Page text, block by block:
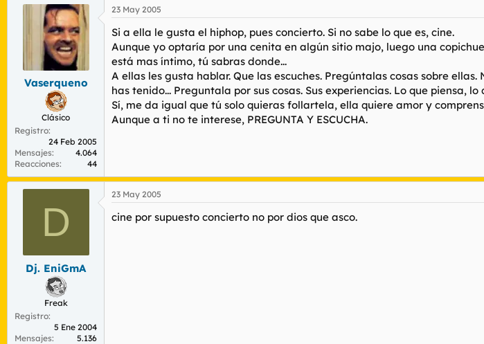
Vaserqueno
Clásico
Registro
24 Feb 2005
Mensajes
4.064
Reacciones
44
23 May 2005
Si a ella le gusta el hiphop, pues concierto. Si no sabe lo que es, cine.
Aunque yo optaría por una cenita en algún sitio majo, luego una
está mas íntimo, tú sabras donde...
A ellas les gusta hablar. Que las escuches. Pregúntalas cosas sobre
has tenido... Preguntala por sus cosas. Sus experiencias. Lo que piensa, lo
Sí, me da igual que tú solo quieras follartela, ella quiere amor y
Aunque a ti no te interese, PREGUNTA Y ESCUCHA.
D
Dj. EniGmA
Freak
Registro
5 Ene 2004
Mensajes
5.136
23 May 2005
cine por supuesto concierto no por dios que asco.